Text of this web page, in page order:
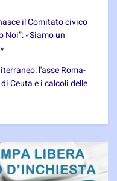
il Comitato civico
Noi”: «Siamo un
l'asse Roma-
Ceuta e i calcoli delle